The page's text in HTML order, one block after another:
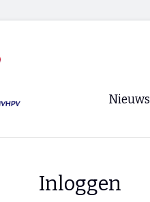
Nieuws
Inloggen